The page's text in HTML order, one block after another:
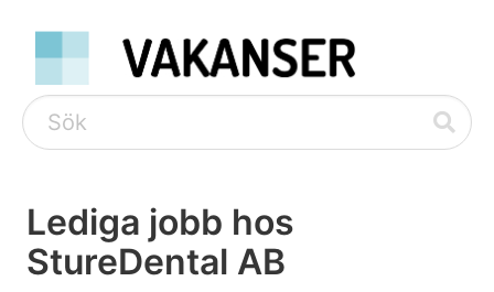
Lediga jobb hos
StureDental AB